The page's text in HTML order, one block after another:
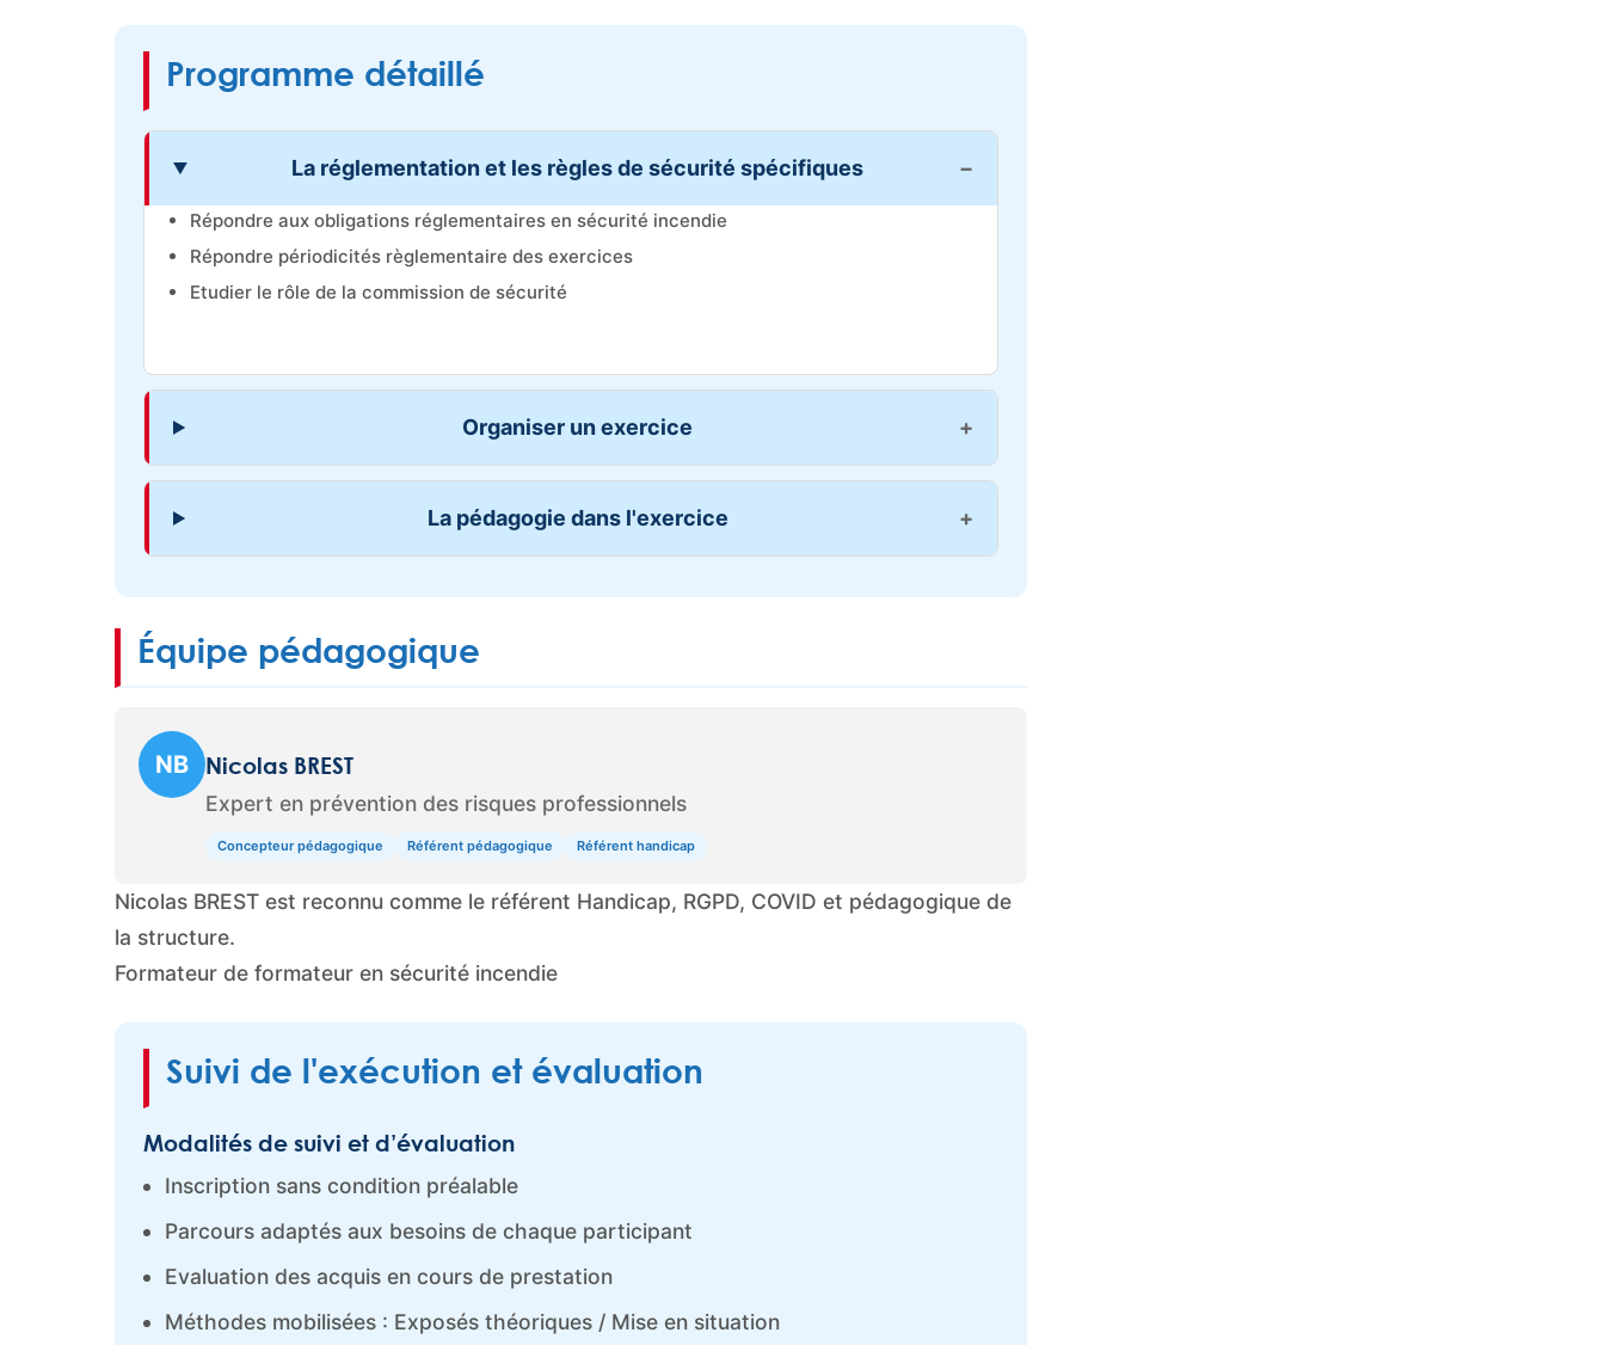
Programme détaillé
La réglementation et les règles de sécurité spécifiques
Répondre aux obligations réglementaires en sécurité incendie
Répondre périodicités règlementaire des exercices
Etudier le rôle de la commission de sécurité
Organiser un exercice
La pédagogie dans l'exercice
Équipe pédagogique
NB Nicolas BREST
Expert en prévention des risques professionnels
Concepteur pédagogique Référent pédagogique Référent handicap
Nicolas BREST est reconnu comme le référent Handicap, RGPD, COVID et pédagogique de
la structure.
Formateur de formateur en sécurité incendie
Suivi de l'exécution et évaluation
Modalités de suivi et d’évaluation
Inscription sans condition préalable
Parcours adaptés aux besoins de chaque participant
Evaluation des acquis en cours de prestation
Méthodes mobilisées : Exposés théoriques / Mise en situation